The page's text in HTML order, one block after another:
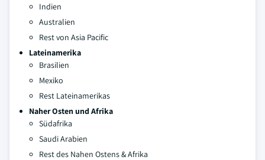
Indien
Australien
Rest von Asia Pacific
Lateinamerika
Brasilien
Mexiko
Rest Lateinamerikas
Naher Osten und Afrika
Südafrika
Saudi Arabien
Rest des Nahen Ostens & Afrika